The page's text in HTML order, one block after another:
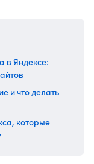
в Яндексе:
и что делать
которые